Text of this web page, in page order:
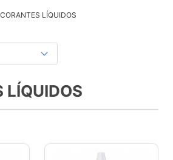
CORANTES LÍQUIDOS
LÍQUIDOS